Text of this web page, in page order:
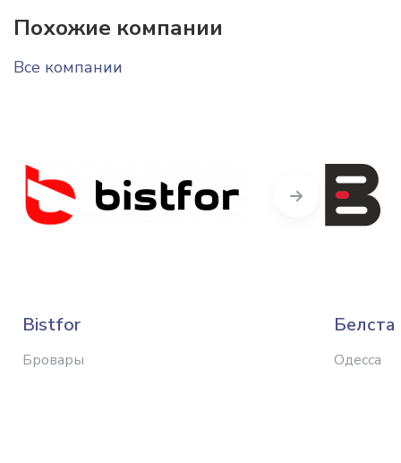
Похожие компании
Все компании
Bistfor
Бровары
Белста
Одесса
Next